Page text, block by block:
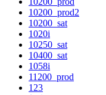
10200_prod2
10200_sat
1020i
10250_sat
10400_sat
1058i
11200_prod
123